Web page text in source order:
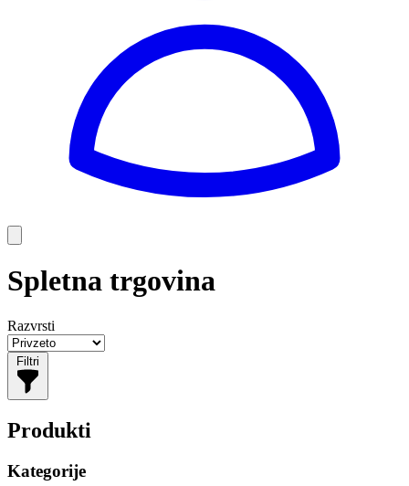
Spletna trgovina
Razvrsti
Filtri
Produkti
Kategorije